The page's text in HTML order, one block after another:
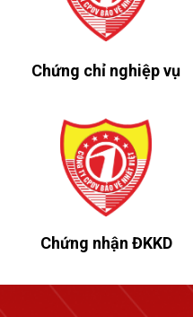
Chứng chỉ nghiệp vụ
Chứng nhận ĐKKD